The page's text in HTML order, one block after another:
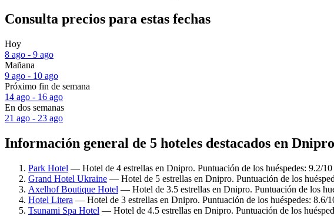
Consulta precios para estas fechas
Hoy
8 ago - 9 ago
Mañana
9 ago - 10 ago
Próximo fin de semana
14 ago - 16 ago
En dos semanas
21 ago - 23 ago
Información general de 5 hoteles destacados en Dnipro
Park Hotel — Hotel de 4 estrellas en Dnipro. Puntuación de los huéspedes: 9.2/
Grand Hotel Ukraine — Hotel de 5 estrellas en Dnipro. Puntuación de los
Axelhof Boutique Hotel — Hotel de 3.5 estrellas en Dnipro. Puntuación de los
Hotel Litera — Hotel de 3 estrellas en Dnipro. Puntuación de los huéspedes: 8.6/
Tsunami Spa Hotel — Hotel de 4.5 estrellas en Dnipro. Puntuación de los